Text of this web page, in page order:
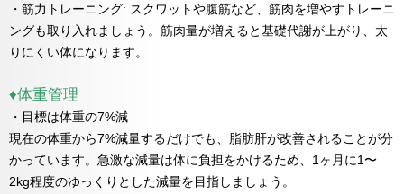
・筋力トレーニング: スクワットや腹筋など、筋肉を増やすトレーニ
ングも取り入れましょう。筋肉量が増えると基礎代謝が上がり、太
りにくい体になります。
♦体重管理
・目標は体重の7%減
現在の体重から7%減量するだけでも、脂肪肝が改善されることが分
かっています。急激な減量は体に負担をかけるため、1ヶ月に1〜
2kg程度のゆっくりとした減量を目指しましょう。